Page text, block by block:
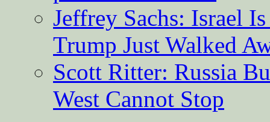
Jeffrey Sachs: Israel
Trump Just Walked
Scott Ritter: Russia
West Cannot Stop